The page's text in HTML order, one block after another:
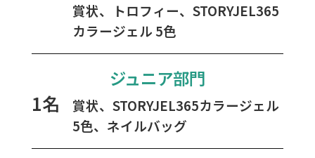
賞状、トロフィー、STORYJEL365
カラージェル 5色
ジュニア部門
1名
賞状、STORYJEL365カラージェル
5色、ネイルバッグ